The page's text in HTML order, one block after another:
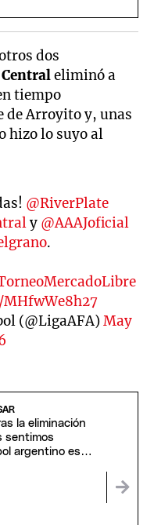
dos
Centraleliminó a
tiempo
de Arroyito y, unas
hizo lo suyo al
@RiverPlate
y @AAAJoficial
.
(@LigaAFA)May
la eliminación
sentimos
argentino está